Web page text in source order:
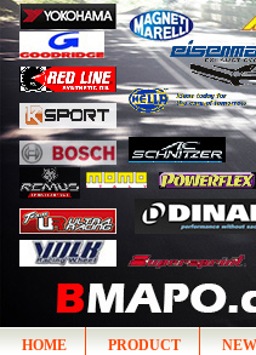
HOME PRODUCT